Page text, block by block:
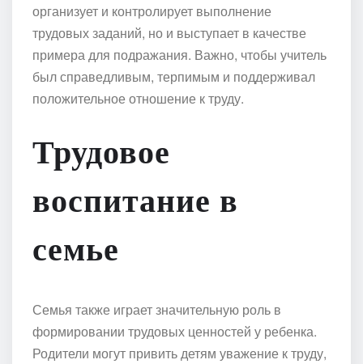
организует и контролирует выполнение
трудовых заданий, но и выступает в качестве
примера для подражания. Важно, чтобы учитель
был справедливым, терпимым и поддерживал
положительное отношение к труду.
Трудовое
воспитание в
семье
Семья также играет значительную роль в
формировании трудовых ценностей у ребенка.
Родители могут привить детям уважение к труду,